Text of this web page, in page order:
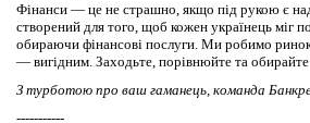
Фінанси — це не страшно, якщо під рукою є
створений для того, щоб кожен українець міг
обираючи фінансові послуги. Ми робимо
— вигідним. Заходьте, порівнюйте та
З турботою про ваш гаманець, команда
-----------